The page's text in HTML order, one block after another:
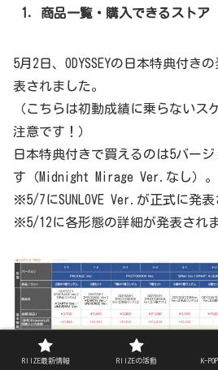
1．商品一覧・購入できるストア
5月2日、ODYSSEYの日本特典付き
表されました。
（こちらは初動成績に乗らないス
注意です！）
日本特典付きで買えるのは5バー
す（Midnight Mirage Ver.なし）。
※5/7にSUNLOVE Ver.が正式に発表
※5/12に各形態の詳細が発表されま
RIIZE最新情報 RIIZEの活動 K-